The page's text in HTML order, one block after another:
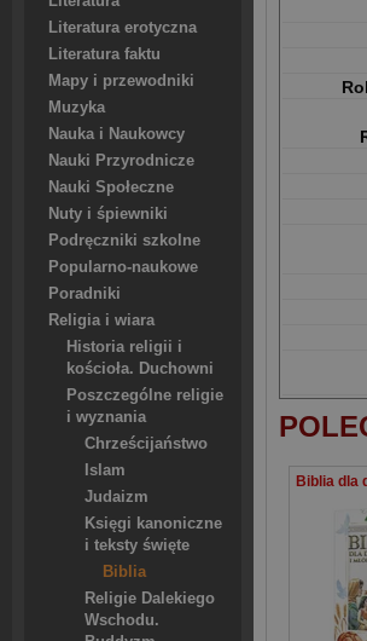
Literatura erotyczna
Literatura faktu
Mapy i przewodniki
Muzyka
Nauka i Naukowcy
Nauki Przyrodnicze
Nauki Społeczne
Nuty i śpiewniki
Podręczniki szkolne
Popularno-naukowe
Poradniki
Religia i wiara
Historia religii i
kościoła. Duchowni
Poszczególne religie
i wyznania
Chrześcijaństwo
Islam
Judaizm
Księgi kanoniczne
i teksty święte
Biblia
Religie Dalekiego
Wschodu.